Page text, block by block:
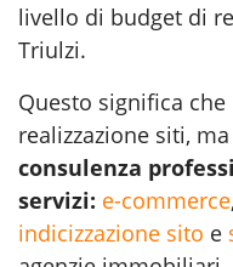
livello di budget di
Triulzi.
Questo significa
realizzazione siti,
consulenza
servizi: e-commerce,
indicizzazione sito e